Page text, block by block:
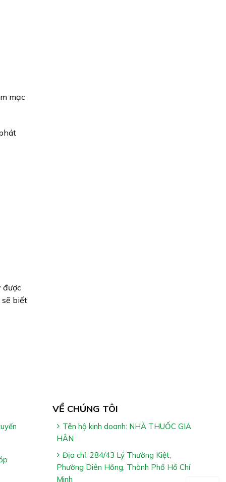
mạc
được
sẽ biết
VỀ CHÚNG TÔI
Tên hộ kinh doanh: NHÀ THUỐC GIA
HÂN
Địa chỉ: 284/43 Lý Thường Kiệt,
Phường Diên Hồng, Thành Phố Hồ Chí
Minh